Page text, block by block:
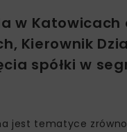
w Katowicach
Kierownik
spółki w
jest tematyce